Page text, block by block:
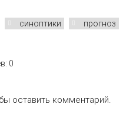
синоптики прогноз
0
оставить комментарий.